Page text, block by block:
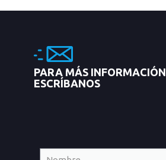
PARA MÁS INFORMACIÓN
ESCRÍBANOS